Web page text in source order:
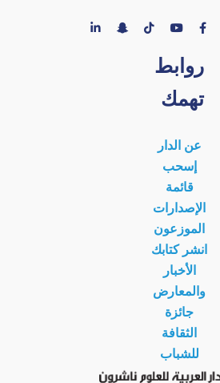
روابط
تهمك
عن الدار
إسحب
قائمة
الإصدارات
الموزعون
انشر كتابك
الأخبار
والمعارض
جائزة
الثقافة
للشباب